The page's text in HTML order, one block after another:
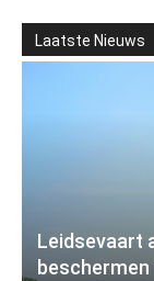
Laatste Nieuws
Leidsevaart